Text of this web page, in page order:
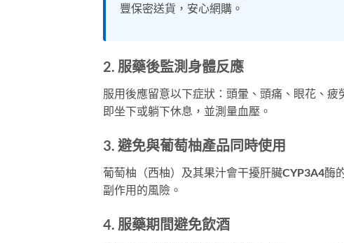
豐保密送貨，安心網購。
2. 服藥後監測身體反應
服用後應留意以下症狀：頭暈、頭痛、眼花、
即坐下或躺下休息，並測量血壓。
3. 避免與葡萄柚產品同時使用
葡萄柚（西柚）及其果汁會干擾肝臟CYP3A4酶
副作用的風險。
4. 服藥期間避免飲酒